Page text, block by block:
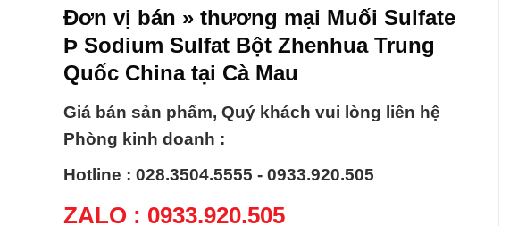
Đơn vị bán » thương mại Muối Sulfate
Þ Sodium Sulfat Bột Zhenhua Trung
Quốc China tại Cà Mau
Giá bán sản phẩm, Quý khách vui lòng liên hệ
Phòng kinh doanh :
Hotline : 028.3504.5555 - 0933.920.505
ZALO : 0933.920.505